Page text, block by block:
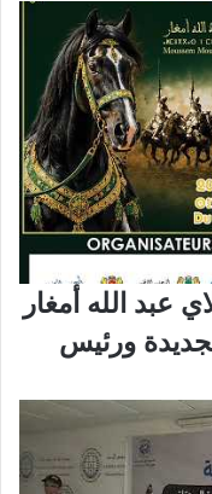
عبد الله أمغار
ورئيس